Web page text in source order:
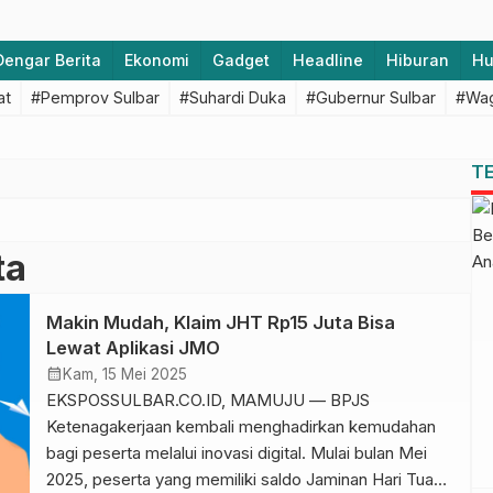
Berita Ekonomi Gadget Headline Hiburan
#Pemprov Sulbar #Suhardi Duka #Gubernur Sulbar
Makin Mudah, Klaim JHT Rp15 Juta Bisa
Lewat Aplikasi JMO
calendar_month Kam, 15 Mei 2025
EKSPOSSULBAR.CO.ID, MAMUJU — BPJS
Ketenagakerjaan kembali menghadirkan kemudahan
bagi peserta melalui inovasi digital. Mulai bulan Mei
2025, peserta yang memiliki saldo Jaminan Hari Tua